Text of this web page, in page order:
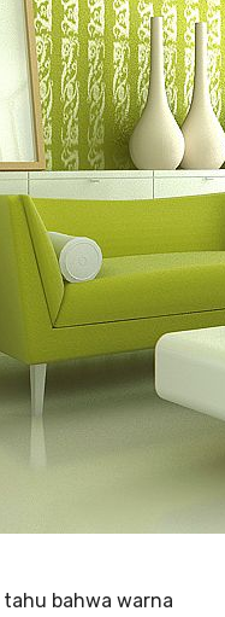
bahwa warna